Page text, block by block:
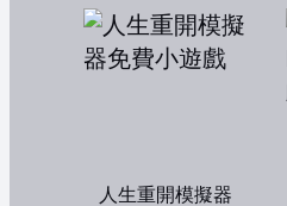
人生重開模擬器